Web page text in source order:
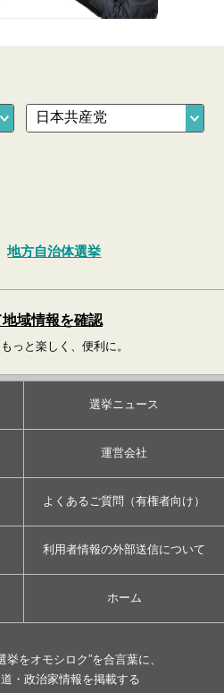
地方自治体選挙
域情報を確認
っと楽しく、便利に。
選挙ニュース
運営会社
よくあるご質問（有権者向け）
利用者情報の外部送信について
ホーム
をオモシロク”を合言葉に、
・政治家情報を掲載する